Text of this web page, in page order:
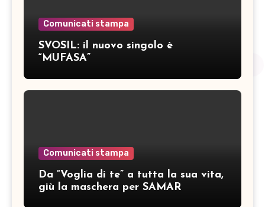
Comunicati stampa
SVOSIL: il nuovo singolo è
“MUFASA”
Comunicati stampa
Da “Voglia di te” a tutta la sua vita,
giù la maschera per SAMAR